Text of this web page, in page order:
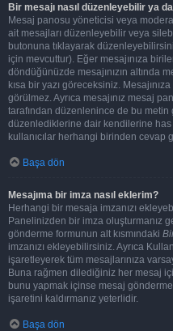
Bir mesajı nasıl düzenleyebilir ya
Mesaj panosu yöneticisi veya
ait mesajları düzenleyebilir veya
butonuna tıklayarak
için mevcuttur). Eğer mesajınıza
döndüğünüzde mesajınızın altında
kısa bir yazı göreceksiniz.
görülmez. Ayrıca mesajınız mesaj
tarafından düzenlenince de bu
düzenlediklerine dair kendilerine has
kullanıcılar herhangi birinden cevap
Başa dön
Mesajıma bir imza nasıl eklerim?
Herhangi bir mesaja imzanızı
Panelinizden bir imza oluşturmanız
gönderme formunun alt kısmındaki
imzanızı ekleyebilirsiniz. Ayrıca
işaretleyerek tüm mesajlarınıza
Buna rağmen dilediğiniz her mesaj
bunu yapmak içinse mesaj
işaretini kaldırmanız yeterlidir.
Başa dön